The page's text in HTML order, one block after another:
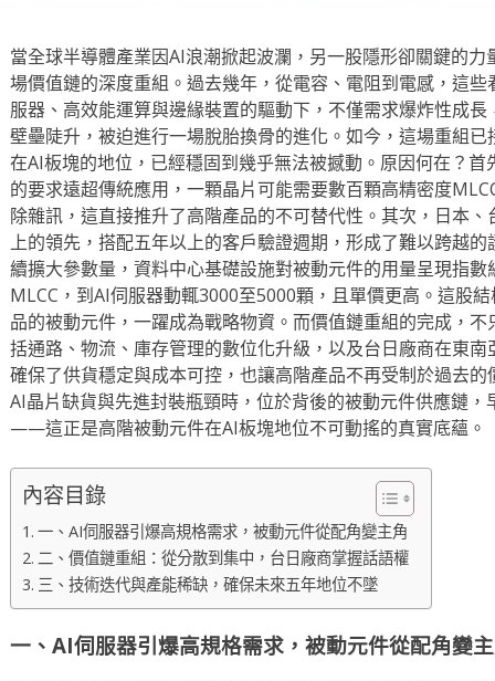
當全球半導體產業因AI浪潮掀起波瀾，另一股隱形卻關鍵的
場價值鏈的深度重組。過去幾年，從電容、電阻到電感，這
服器、高效能運算與邊緣裝置的驅動下，不僅需求爆炸性成
壁壘陡升，被迫進行一場脫胎換骨的進化。如今，這場重組
在AI板塊的地位，已經穩固到幾乎無法被撼動。原因何在？
的要求遠超傳統應用，一顆晶片可能需要數百顆高精密度
除雜訊，這直接推升了高階產品的不可替代性。其次，日本
上的領先，搭配五年以上的客戶驗證週期，形成了難以跨越
續擴大參數量，資料中心基礎設施對被動元件的用量呈現指
MLCC，到AI伺服器動輒3000至5000顆，且單價更高。這股
品的被動元件，一躍成為戰略物資。而價值鏈重組的完成，
括通路、物流、庫存管理的數位化升級，以及台日廠商在東
確保了供貨穩定與成本可控，也讓高階產品不再受制於過去
AI晶片缺貨與先進封裝瓶頸時，位於背後的被動元件供應鏈
——這正是高階被動元件在AI板塊地位不可動搖的真實底蘊。
內容目錄
一、AI伺服器引爆高規格需求，被動元件從配角變主角
二、價值鏈重組：從分散到集中，台日廠商掌握話語權
三、技術迭代與產能稀缺，確保未來五年地位不墜
一、AI伺服器引爆高規格需求，被動元件從配角變